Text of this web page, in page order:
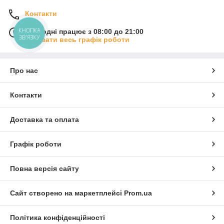
Контакти
Сьогодні працює з 08:00 до 21:00
Показати весь графік роботи
Про нас
Контакти
Доставка та оплата
Графік роботи
Повна версія сайту
Сайт створено на маркетплейсі Prom.ua
Політика конфіденційності
КНОПКА
ЗВ'ЯЗКУ